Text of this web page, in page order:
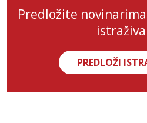
Predložite novinarima
PREDLOŽI